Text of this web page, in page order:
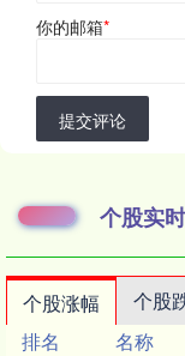
你的邮箱*
提交评论
个股实
个股涨幅 个股
排名
名称